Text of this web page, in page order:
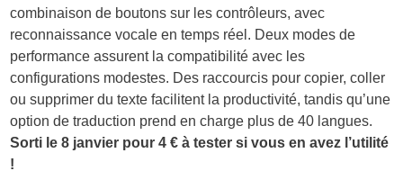
combinaison de boutons sur les contrôleurs, avec
reconnaissance vocale en temps réel. Deux modes de
performance assurent la compatibilité avec les
configurations modestes. Des raccourcis pour copier, coller
ou supprimer du texte facilitent la productivité, tandis qu’une
option de traduction prend en charge plus de 40 langues.
Sorti le 8 janvier pour 4 € à tester si vous en avez l’utilité
!